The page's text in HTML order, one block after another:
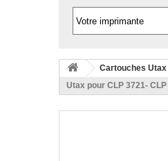
Cartouches Utax
Utax pour CLP 3721- CLP